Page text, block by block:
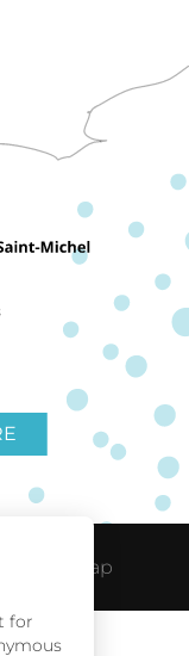
Site Map
for